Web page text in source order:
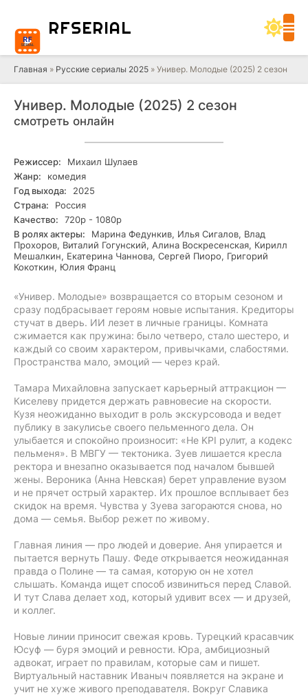
RFSERIAL
Главная » Русские сериалы 2025 » Универ. Молодые (2025) 2 сезон
Универ. Молодые (2025) 2 сезон
смотреть онлайн
Режиссер:
Михаил Шулаев
Жанр:
комедия
Год выхода:
2025
Страна:
Россия
Качество:
720р - 1080р
В ролях актеры:
Марина Федункив, Илья Сигалов, Влад
Прохоров, Виталий Гогунский, Алина Воскресенская, Кирилл
Мешалкин, Екатерина Чаннова, Сергей Пиоро, Григорий
Кокоткин, Юлия Франц
«Универ. Молодые» возвращается со вторым сезоном и
сразу подбрасывает героям новые испытания. Кредиторы
стучат в дверь. ИИ лезет в личные границы. Комната
сжимается как пружина: было четверо, стало шестеро, и
каждый со своим характером, привычками, слабостями.
Пространства мало, эмоций — через край.
Тамара Михайловна запускает карьерный аттракцион —
Киселеву придется держать равновесие на скорости.
Кузя неожиданно выходит в роль экскурсовода и ведет
публику в закулисье своего пельменного дела. Он
улыбается и спокойно произносит: «Не KPI рулит, а кодекс
пельменя». В МВГУ — тектоника. Зуев лишается кресла
ректора и внезапно оказывается под началом бывшей
жены. Вероника (Анна Невская) берет управление вузом
и не прячет острый характер. Их прошлое всплывает без
скидок на время. Чувства у Зуева загораются снова, но
дома — семья. Выбор режет по живому.
Главная линия — про людей и доверие. Аня упирается и
пытается вернуть Пашу. Феде открывается неожиданная
правда о Полине — та самая, которую он не хотел
слышать. Команда ищет способ извиниться перед Славой.
И тут Слава делает ход, который удивит всех — и друзей,
и коллег.
Новые линии приносит свежая кровь. Турецкий красавчик
Юсуф — буря эмоций и ревности. Юра, амбициозный
адвокат, играет по правилам, которые сам и пишет.
Виртуальный наставник Иваныч появляется на экране и
учит не хуже живого преподавателя. Вокруг Славика